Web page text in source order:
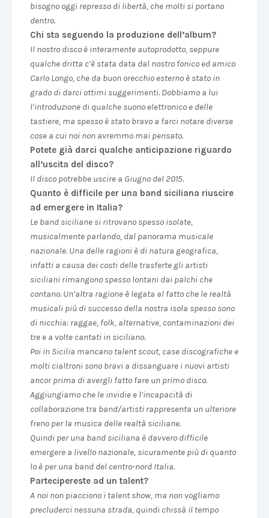
bisogno oggi represso di libertà, che molti si portano
dentro.
Chi sta seguendo la produzione dell’album?
Il nostro disco è interamente autoprodotto, seppure
qualche dritta c’è stata data dal nostro fonico ed amico
Carlo Longo, che da buon orecchio esterno è stato in
grado di darci ottimi suggerimenti. Dobbiamo a lui
l’introduzione di qualche suono elettronico e delle
tastiere, ma spesso è stato bravo a farci notare diverse
cose a cui noi non avremmo mai pensato.
Potete già darci qualche anticipazione riguardo
all’uscita del disco?
Il disco potrebbe uscire a Giugno del 2015.
Quanto è difficile per una band siciliana riuscire
ad emergere in Italia?
Le band siciliane si ritrovano spesso isolate,
musicalmente parlando, dal panorama musicale
nazionale. Una delle ragioni è di natura geografica,
infatti a causa dei costi delle trasferte gli artisti
siciliani rimangono spesso lontani dai palchi che
contano. Un’altra ragione è legata al fatto che le realtà
musicali più di successo della nostra isola spesso sono
di nicchia: raggae, folk, alternative, contaminazioni dei
tre e a volte cantati in siciliano.
Poi in Sicilia mancano talent scout, case discografiche e
molti cialtroni sono bravi a dissanguare i nuovi artisti
ancor prima di avergli fatto fare un primo disco.
Aggiungiamo che le invidie e l’incapacità di
collaborazione tra band/artisti rappresenta un ulteriore
freno per la musica delle realtà siciliane.
Quindi per una band siciliana è davvero difficile
emergere a livello nazionale, sicuramente più di quanto
lo è per una band del centro-nord Italia.
Partecipereste ad un talent?
A noi non piacciono i talent show, ma non vogliamo
precluderci nessuna strada, quindi chissà il tempo